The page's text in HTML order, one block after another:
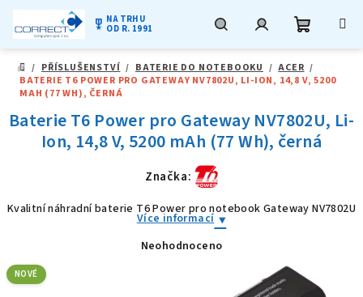
obsah
military_tech NA TRHU
OD R. 1991
DOMŮ
/ PŘÍSLUŠENSTVÍ / BATERIE DO NOTEBOOKU / ACER /
BATERIE T6 POWER PRO GATEWAY NV7802U, LI-ION, 14,8 V, 5200
MAH (77 WH), ČERNÁ
Baterie T6 Power pro Gateway NV7802U, Li-
Ion, 14,8 V, 5200 mAh (77 Wh), černá
Značka:
Kvalitní náhradní baterie T6 Power pro notebook Gateway NV7802U
Více informací
Průměrné
Neohodnoceno
NOVÉ